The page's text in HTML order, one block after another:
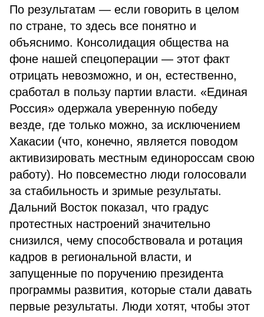
По результатам — если говорить в целом
по стране, то здесь все понятно и
объяснимо. Консолидация общества на
фоне нашей спецоперации — этот факт
отрицать невозможно, и он, естественно,
сработал в пользу партии власти. «Единая
Россия» одержала уверенную победу
везде, где только можно, за исключением
Хакасии (что, конечно, является поводом
активизировать местным единороссам свою
работу). Но повсеместно люди голосовали
за стабильность и зримые результаты.
Дальний Восток показал, что градус
протестных настроений значительно
снизился, чему способствовала и ротация
кадров в региональной власти, и
запущенные по поручению президента
программы развития, которые стали давать
первые результаты. Люди хотят, чтобы этот